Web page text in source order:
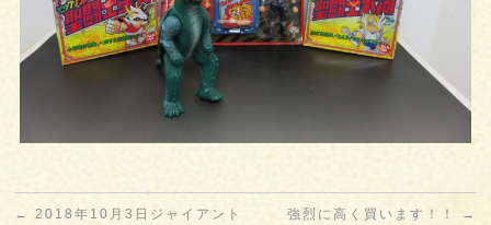
←
2018年10月3日ジャイアント
強烈に高く買います！！ →